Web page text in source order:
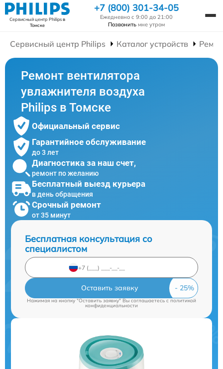
Сервисный центр Philipsв
Томске
+7 (800) 301-34-05
Ежедневно с 9:00 до 21:00
Позвонить мне утром
Сервисный центр Philips Каталог устройств
Ремонт вентилятора
увлажнителя воздуха
Philips в Томске
Официальный сервис
Гарантийное обслуживание
до 3 лет
Диагностика за наш счет,
ремонт по желанию
Бесплатный выезд курьера
в день обращения
Срочный ремонт
от 35 минут
Бесплатная консультация со
специалистом
Оставить заявку
Нажимая на кнопку "Оставить заявку" Вы соглашаетесь c политикой
конфиденциальности